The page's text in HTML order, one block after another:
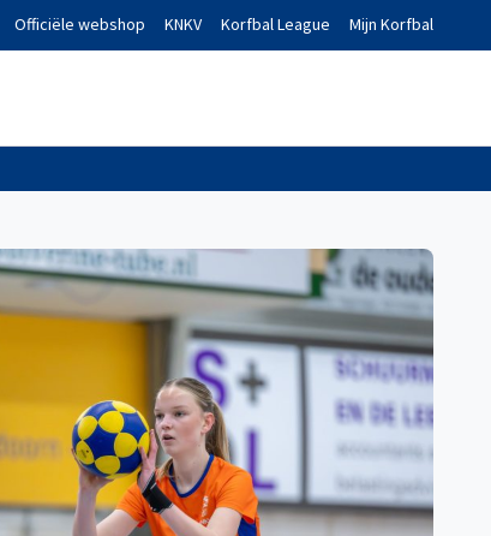
Officiële webshop KNKV Korfbal League Mijn Korfbal